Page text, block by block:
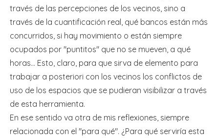
través de las percepciones de los vecinos, sino a
través de la cuantificación real, qué bancos están más
concurridos, si hay movimiento o están siempre
ocupados por "puntitos" que no se mueven, a qué
horas… Esto, claro, para que sirva de elemento para
trabajar a posteriori con los vecinos los conflictos de
uso de los espacios que se pudieran visibilizar a través
de esta herramienta.
En ese sentido va otra de mis reflexiones, siempre
relacionada con el "para qué". ¿Para qué serviría esta